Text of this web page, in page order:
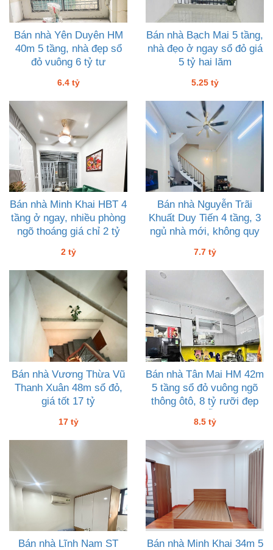
Bán nhà Yên Duyên HM
40m 5 tầng, nhà đẹp sổ
đỏ vuông 6 tỷ tư
6.4 tỷ
Bán nhà Bạch Mai 5 tầng,
nhà đẹo ở ngay sổ đỏ giá
5 tỷ hai lăm
5.25 tỷ
Bán nhà Minh Khai HBT 4
tầng ở ngay, nhiều phòng
ngõ thoáng giá chỉ 2 tỷ
2 tỷ
Bán nhà Nguyễn Trãi
Khuất Duy Tiến 4 tầng, 3
ngủ nhà mới, không quy
7.7 tỷ
Bán nhà Vương Thừa Vũ
Thanh Xuân 48m sổ đỏ,
giá tốt 17 tỷ
17 tỷ
Bán nhà Tân Mai HM 42m
5 tầng sổ đỏ vuông ngõ
thông ôtô, 8 tỷ rưỡi đẹp
8.5 tỷ
Bán nhà Lĩnh Nam ST
Bán nhà Minh Khai 34m 5